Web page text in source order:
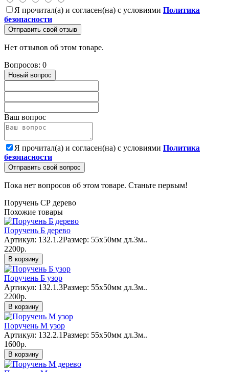
Я прочитал(а) и согласен(на) с условиями Политика
безопасности
Отправить свой отзыв
Нет отзывов об этом товаре.
Вопросов: 0
Новый вопрос
Ваш вопрос
Я прочитал(а) и согласен(на) с условиями Политика
безопасности
Отправить свой вопрос
Пока нет вопросов об этом товаре. Станьте первым!
Поручень СР дерево
Похожие товары
Поручень Б дерево
Артикул: 132.1.2Размер: 55х50мм дл.3м..
2200р.
В корзину
Поручень Б узор
Артикул: 132.1.3Размер: 55х50мм дл.3м..
2200р.
В корзину
Поручень М узор
Артикул: 132.2.1Размер: 55х50мм дл.3м..
1600р.
В корзину